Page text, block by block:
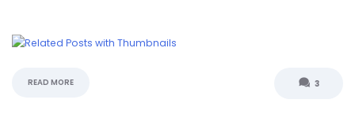
READ MORE 3